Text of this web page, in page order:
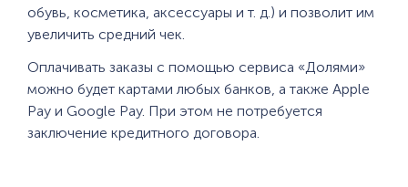
обувь, косметика, аксессуары и т. д.) и позволит им
увеличить средний чек.
Оплачивать заказы с помощью сервиса «Долями»
можно будет картами любых банков, а также Apple
Pay и Google Pay. При этом не потребуется
заключение кредитного договора.